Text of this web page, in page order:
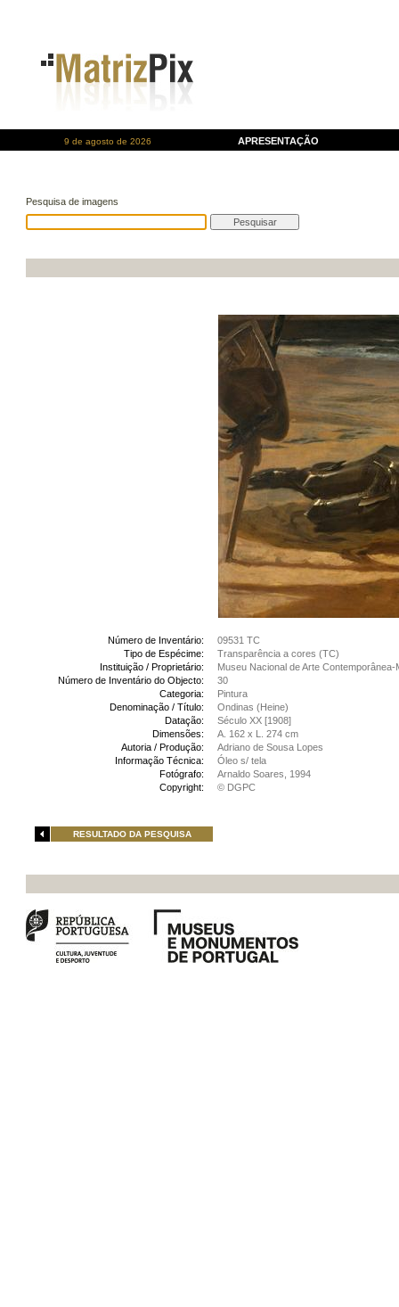
9 de agosto de 2026 APRESENTAÇÃO
Pesquisa de imagens
Número de Inventário:
09531 TC
Tipo de Espécime:
Transparência a cores (TC)
Instituição / Proprietário:
Museu Nacional de Arte Contemporânea-
Número de Inventário do Objecto:
30
Categoria:
Pintura
Denominação / Título:
Ondinas (Heine)
Datação:
Século XX [1908]
Dimensões:
A. 162 x L. 274 cm
Autoria / Produção:
Adriano de Sousa Lopes
Informação Técnica:
Óleo s/ tela
Fotógrafo:
Arnaldo Soares, 1994
Copyright:
© DGPC
RESULTADO DA PESQUISA